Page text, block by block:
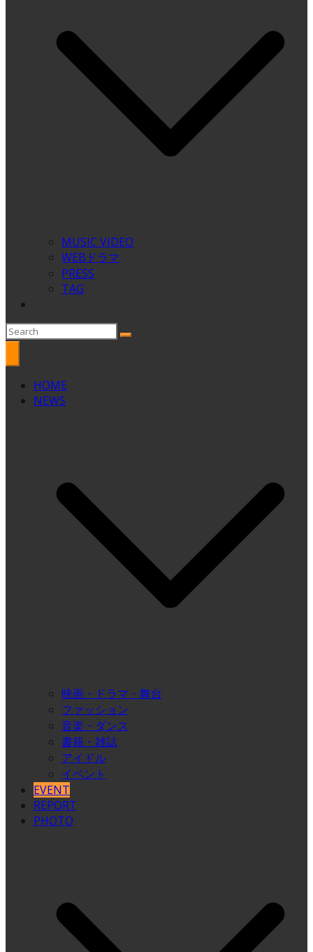
MUSIC VIDEO
WEBドラマ
PRESS
TAG
HOME
NEWS
映画・ドラマ・舞台
ファッション
音楽・ダンス
書籍・雑誌
アイドル
イベント
EVENT
REPORT
PHOTO